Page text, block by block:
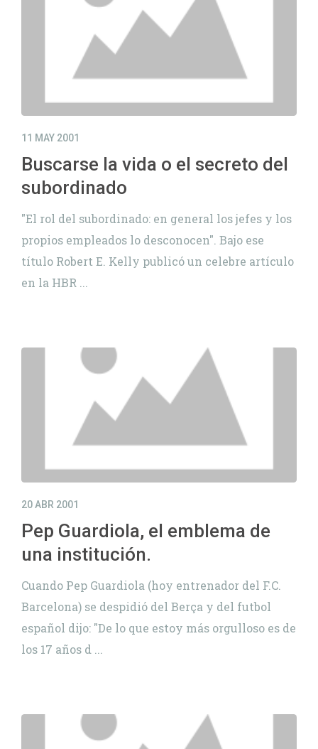
11 MAY 2001
Buscarse la vida o el secreto del
subordinado
"El rol del subordinado: en general los jefes y los
propios empleados lo desconocen". Bajo ese
título Robert E. Kelly publicó un celebre artículo
en la HBR ...
20 ABR 2001
Pep Guardiola, el emblema de
una institución.
Cuando Pep Guardiola (hoy entrenador del F.C.
Barcelona) se despidió del Berça y del futbol
español dijo: "De lo que estoy más orgulloso es de
los 17 años d ...